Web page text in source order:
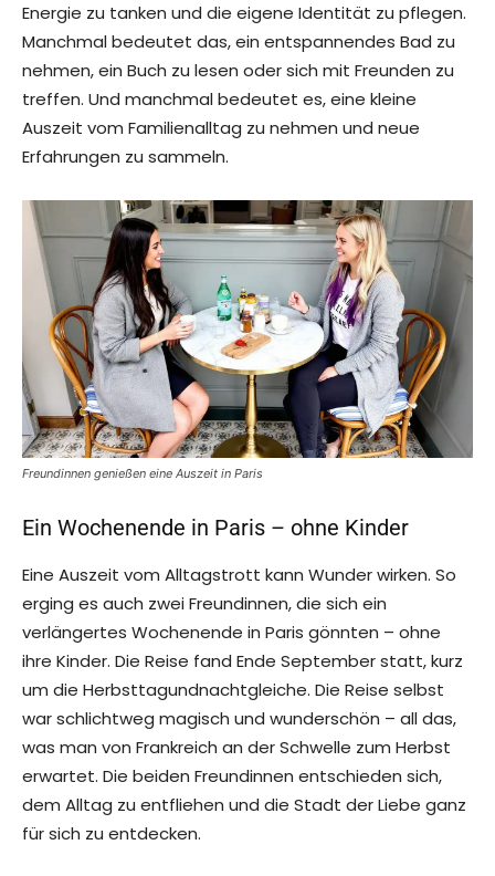
Energie zu tanken und die eigene Identität zu pflegen.
Manchmal bedeutet das, ein entspannendes Bad zu
nehmen, ein Buch zu lesen oder sich mit Freunden zu
treffen. Und manchmal bedeutet es, eine kleine
Auszeit vom Familienalltag zu nehmen und neue
Erfahrungen zu sammeln.
Freundinnen genießen eine Auszeit in Paris
Ein Wochenende in Paris – ohne Kinder
Eine Auszeit vom Alltagstrott kann Wunder wirken. So
erging es auch zwei Freundinnen, die sich ein
verlängertes Wochenende in Paris gönnten – ohne
ihre Kinder. Die Reise fand Ende September statt, kurz
um die Herbsttagundnachtgleiche. Die Reise selbst
war schlichtweg magisch und wunderschön – all das,
was man von Frankreich an der Schwelle zum Herbst
erwartet. Die beiden Freundinnen entschieden sich,
dem Alltag zu entfliehen und die Stadt der Liebe ganz
für sich zu entdecken.